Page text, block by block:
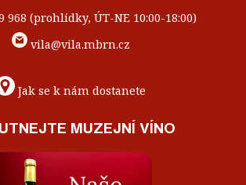
968 (prohlídky, ÚT-NE 10:00-18:00)
vila@vila.mbrn.cz
Jak se k nám dostanete
MUZEJNÍ VÍNO